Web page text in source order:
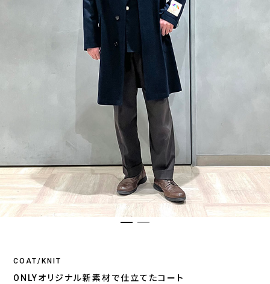
COAT/KNIT
ONLYオリジナル新素材で仕立てたコート